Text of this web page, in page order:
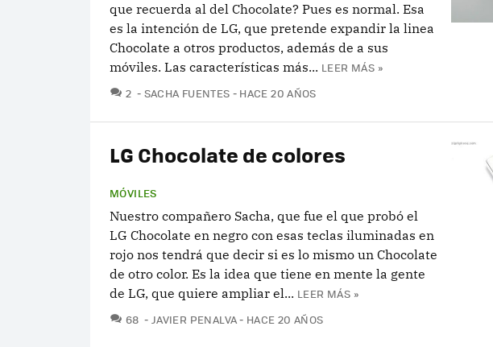
que recuerda al del Chocolate? Pues es normal. Esa
es la intención de LG, que pretende expandir la linea
Chocolate a otros productos, además de a sus
móviles. Las características más... LEER MÁS »
2 COMENTARIOS
SACHA FUENTES HACE 20 AÑOS
LG Chocolate de colores
MÓVILES
Nuestro compañero Sacha, que fue el que probó el
LG Chocolate en negro con esas teclas iluminadas en
rojo nos tendrá que decir si es lo mismo un Chocolate
de otro color. Es la idea que tiene en mente la gente
de LG, que quiere ampliar el... LEER MÁS »
68 COMENTARIOS
JAVIER PENALVA HACE 20 AÑOS